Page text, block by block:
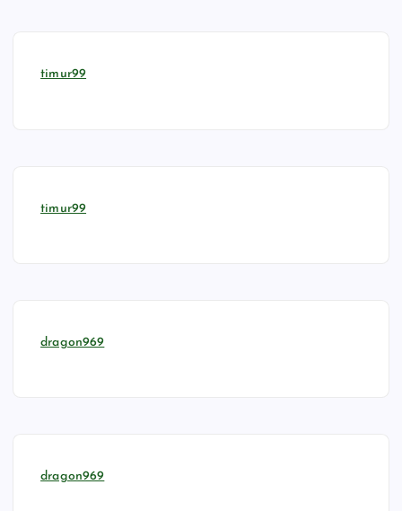
timur99
timur99
dragon969
dragon969